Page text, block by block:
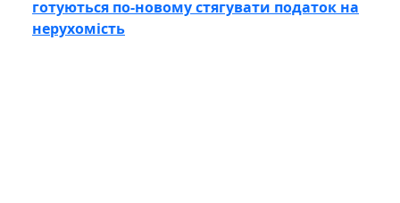
готуються по-новому стягувати податок на
нерухомість